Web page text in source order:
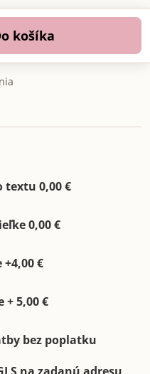
Do košíka
textu 0,00 €
0,00 €
€
+ 5,00 €
bez poplatku